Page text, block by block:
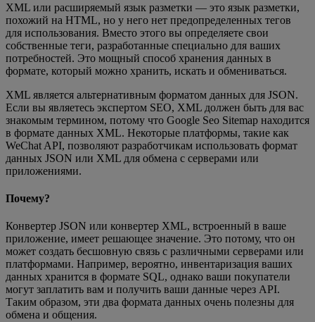
XML или расширяемый язык разметки — это язык разметки,
похожий на HTML, но у него нет предопределенных тегов
для использования. Вместо этого вы определяете свои
собственные теги, разработанные специально для ваших
потребностей. Это мощный способ хранения данных в
формате, который можно хранить, искать и обмениваться.
XML является альтернативным форматом данных для JSON.
Если вы являетесь экспертом SEO, XML должен быть для вас
знакомым термином, потому что Google Seo Sitemap находится
в формате данных XML. Некоторые платформы, такие как
WeChat API, позволяют разработчикам использовать формат
данных JSON или XML для обмена с серверами или
приложениями.
Почему?
Конвертер JSON или конвертер XML, встроенный в ваше
приложение, имеет решающее значение. Это потому, что он
может создать бесшовную связь с различными серверами или
платформами. Например, вероятно, инвентаризация ваших
данных хранится в формате SQL, однако ваши покупатели
могут заплатить вам и получить ваши данные через API.
Таким образом, эти два формата данных очень полезны для
обмена и общения.